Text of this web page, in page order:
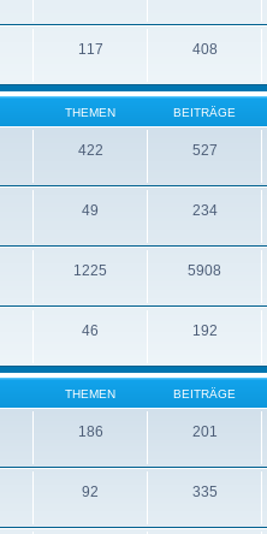
117 408
THEMEN BEITRÄGE
422 527
49 234
1225 5908
46 192
THEMEN BEITRÄGE
186 201
92 335